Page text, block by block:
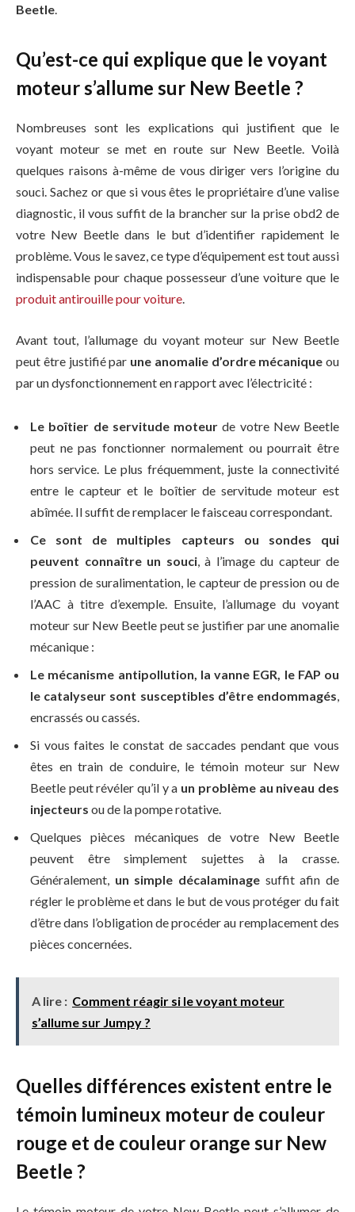
Beetle
Qu’est-ce qui explique que le voyant
moteur s’allume sur New Beetle ?
Nombreuses sont les explications qui justifient que le
voyant moteur se met en route sur New Beetle. Voilà
quelques raisons à-même de vous diriger vers l’origine du
souci. Sachez or que si vous êtes le propriétaire d’une valise
diagnostic, il vous suffit de la brancher sur la prise obd2 de
votre New Beetle dans le but d’identifier rapidement le
problème. Vous le savez, ce type d’équipement est tout aussi
indispensable pour chaque possesseur d’une voiture que le
produit antirouille pour voiture.
Avant tout, l’allumage du voyant moteur sur New Beetle
peut être justifié par une anomalie d’ordre mécanique ou
par un dysfonctionnement en rapport avec l’électricité :
Le boîtier de servitude moteur de votre New Beetle
peut ne pas fonctionner normalement ou pourrait être
hors service. Le plus fréquemment, juste la connectivité
entre le capteur et le boîtier de servitude moteur est
abîmée. Il suffit de remplacer le faisceau correspondant.
Ce sont de multiples capteurs ou sondes qui
peuvent connaître un souci, à l’image du capteur de
pression de suralimentation, le capteur de pression ou de
l’AAC à titre d’exemple. Ensuite, l’allumage du voyant
moteur sur New Beetle peut se justifier par une anomalie
mécanique :
Le mécanisme antipollution, la vanne EGR, le FAP ou
le catalyseur sont susceptibles d’être endommagés,
encrassés ou cassés.
Si vous faites le constat de saccades pendant que vous
êtes en train de conduire, le témoin moteur sur New
Beetle peut révéler qu’il y a un problème au niveau des
injecteurs ou de la pompe rotative.
Quelques pièces mécaniques de votre New Beetle
peuvent être simplement sujettes à la crasse.
Généralement, un simple décalaminage suffit afin de
régler le problème et dans le but de vous protéger du fait
d’être dans l’obligation de procéder au remplacement des
pièces concernées.
A lire : Comment réagir si le voyant moteur
s’allume sur Jumpy ?
Quelles différences existent entre le
témoin lumineux moteur de couleur
rouge et de couleur orange sur New
Beetle ?